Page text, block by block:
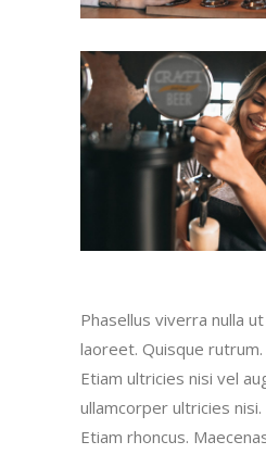
Phasellus viverra nulla
laoreet. Quisque
Etiam ultricies nisi vel
ullamcorper ultricies
Etiam rhoncus.